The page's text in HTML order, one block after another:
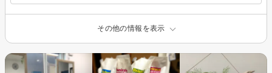
その他の情報を表示